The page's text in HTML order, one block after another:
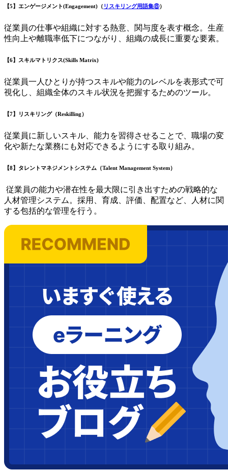
【5】エンゲージメント(Engagement)（ リスキリング用語集⑧）
従業員の仕事や組織に対する熱意、関与度を表す概念。生産
性向上や離職率低下につながり、組織の成長に重要な要素。
【6】スキルマトリクス(Skills Matrix)
従業員一人ひとりが持つスキルや能力のレベルを表形式で可
視化し、組織全体のスキル状況を把握するためのツール。
【7】リスキリング（Reskilling）
従業員に新しいスキル、能力を習得させることで、職場の変
化や新たな業務にも対応できるようにする取り組み。
【8】タレントマネジメントシステム（Talent Management System）
従業員の能力や潜在性を最大限に引き出すための戦略的な
人材管理システム。採用、育成、評価、配置など、人材に関
する包括的な管理を行う。